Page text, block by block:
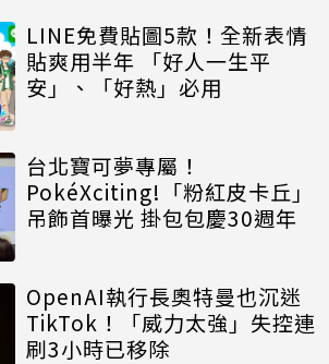
LINE免費貼圖5款！全新表情
貼爽用半年 「好人一生平
安」、「好熱」必用
台北寶可夢專屬！
PokéXciting!「粉紅皮卡丘」
吊飾首曝光 掛包包慶30週年
OpenAI執行長奧特曼也沉迷
TikTok！「威力太強」失控連
刷3小時已移除